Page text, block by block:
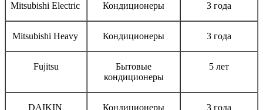
Mitsubishi Electric Кондиционеры 3 года
Mitsubishi Heavy Кондиционеры 3 года
Fujitsu
Бытовые
кондиционеры
5 лет
DAIKIN Кондиционеры 3 года